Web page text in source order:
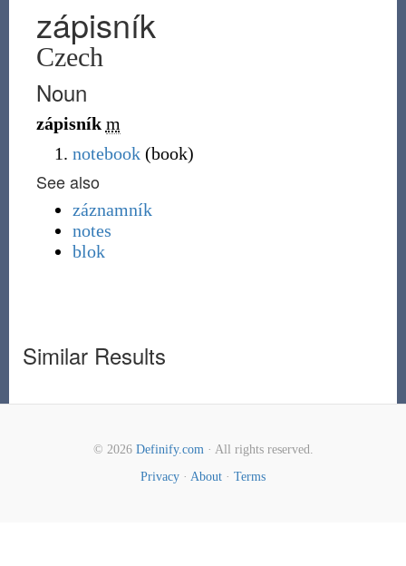
zápisník
Czech
Noun
zápisník m
notebook (book)
See also
záznamník
notes
blok
Similar Results
© 2026 Definify.com· All rights reserved.
Privacy · About · Terms